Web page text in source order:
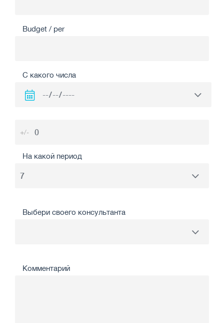
Budget / per
С какого числа
+/-
На какой период
Выбери своего консультанта
Комментарий